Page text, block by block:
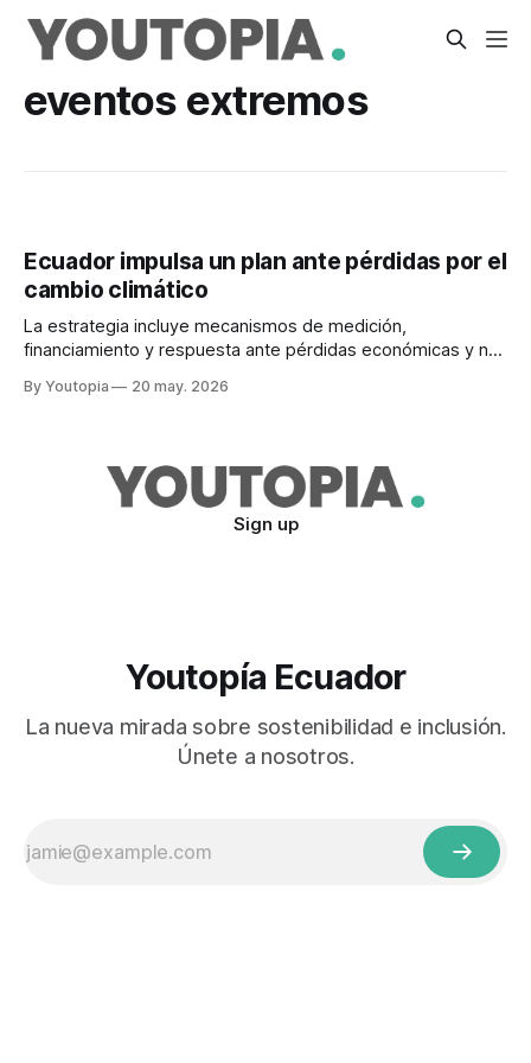
eventos extremos
Ecuador impulsa un plan ante pérdidas por el
cambio climático
La estrategia incluye mecanismos de medición,
financiamiento y respuesta ante pérdidas económicas y no
By Youtopia 20 may. 2026
Sign up
Youtopía Ecuador
La nueva mirada sobre sostenibilidad e inclusión.
Únete a nosotros.